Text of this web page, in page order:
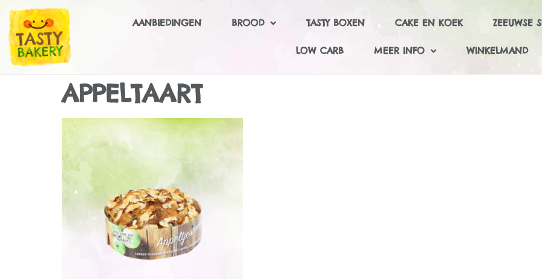
AANBIEDINGEN BROOD TASTY BOXEN CAKE EN KOEK ZEEUWSE
LOW CARB MEER INFO WINKELMAND
APPELTAART